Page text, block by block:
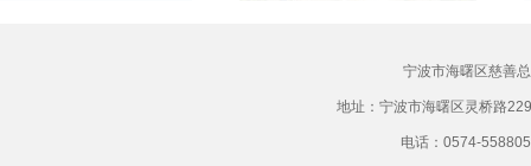
宁波市海曙区慈善
地址：宁波市海曙区灵桥路
电话：0574-